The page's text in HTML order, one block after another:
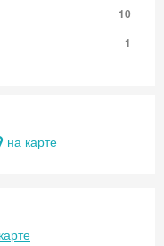
10
1
на карте